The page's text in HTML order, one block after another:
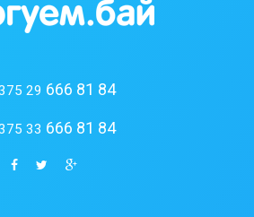
29 666 81 84
33 666 81 84